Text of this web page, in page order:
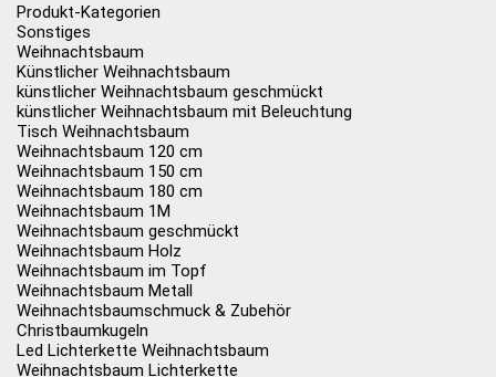
Produkt-Kategorien
Sonstiges
Weihnachtsbaum
Künstlicher Weihnachtsbaum
künstlicher Weihnachtsbaum geschmückt
künstlicher Weihnachtsbaum mit Beleuchtung
Tisch Weihnachtsbaum
Weihnachtsbaum 120 cm
Weihnachtsbaum 150 cm
Weihnachtsbaum 180 cm
Weihnachtsbaum 1M
Weihnachtsbaum geschmückt
Weihnachtsbaum Holz
Weihnachtsbaum im Topf
Weihnachtsbaum Metall
Weihnachtsbaumschmuck & Zubehör
Christbaumkugeln
Led Lichterkette Weihnachtsbaum
Weihnachtsbaum Lichterkette